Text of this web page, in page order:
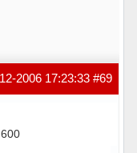
#69
2006 17:23:33